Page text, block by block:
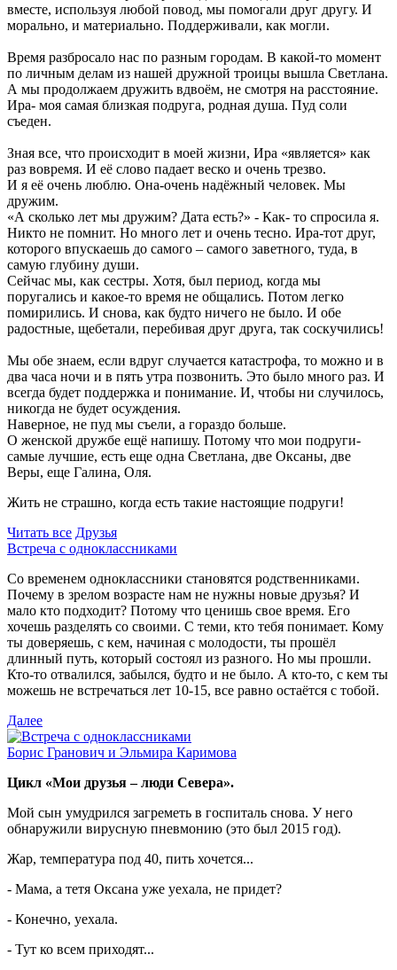
вместе, используя любой повод, мы помогали друг другу. И
морально, и материально. Поддерживали, как могли.
Время разбросало нас по разным городам. В какой-то момент
по личным делам из нашей дружной троицы вышла Светлана.
А мы продолжаем дружить вдвоём, не смотря на расстояние.
Ира- моя самая близкая подруга, родная душа. Пуд соли
съеден.
Зная все, что происходит в моей жизни, Ира «является» как
раз вовремя. И её слово падает веско и очень трезво.
И я её очень люблю. Она-очень надёжный человек. Мы
дружим.
«А сколько лет мы дружим? Дата есть?» - Как- то спросила я.
Никто не помнит. Но много лет и очень тесно. Ира-тот друг,
которого впускаешь до самого – самого заветного, туда, в
самую глубину души.
Сейчас мы, как сестры. Хотя, был период, когда мы
поругались и какое-то время не общались. Потом легко
помирились. И снова, как будто ничего не было. И обе
радостные, щебетали, перебивая друг друга, так соскучились!
Мы обе знаем, если вдруг случается катастрофа, то можно и в
два часа ночи и в пять утра позвонить. Это было много раз. И
всегда будет поддержка и понимание. И, чтобы ни случилось,
никогда не будет осуждения.
Наверное, не пуд мы съели, а гораздо больше.
О женской дружбе ещё напишу. Потому что мои подруги-
самые лучшие, есть еще одна Светлана, две Оксаны, две
Веры, еще Галина, Оля.
Жить не страшно, когда есть такие настоящие подруги!
Читать все Друзья
Встреча с одноклассниками
Со временем одноклассники становятся родственниками.
Почему в зрелом возрасте нам не нужны новые друзья? И
мало кто подходит? Потому что ценишь свое время. Его
хочешь разделять со своими. С теми, кто тебя понимает. Кому
ты доверяешь, с кем, начиная с молодости, ты прошёл
длинный путь, который состоял из разного. Но мы прошли.
Кто-то отвалился, забылся, будто и не было. А кто-то, с кем ты
можешь не встречаться лет 10-15, все равно остаётся с тобой.
Далее
Борис Гранович и Эльмира Каримова
Цикл «Мои друзья – люди Севера».
Мой сын умудрился загреметь в госпиталь снова. У него
обнаружили вирусную пневмонию (это был 2015 год).
Жар, температура под 40, пить хочется...
- Мама, а тетя Оксана уже уехала, не придет?
- Конечно, уехала.
- Тут ко всем приходят...